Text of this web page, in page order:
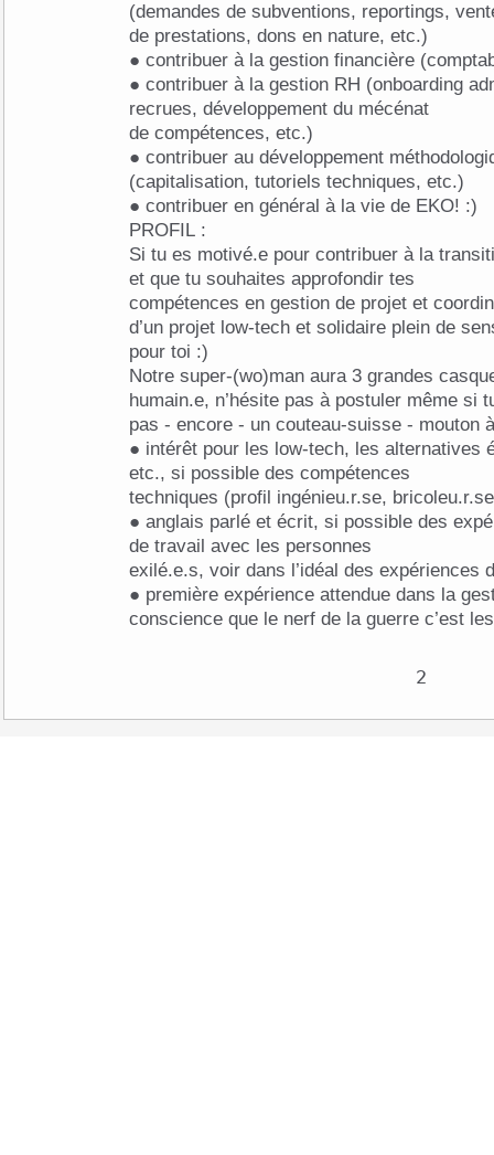
(demandes de subventions, reportings,
de prestations, dons en nature, etc.)
● contribuer à la gestion financière
● contribuer à la gestion RH (onboarding
recrues, développement du mécénat
de compétences, etc.)
● contribuer au développement
(capitalisation, tutoriels techniques, etc.)
● contribuer en général à la vie de EKO! :)
PROFIL :
Si tu es motivé.e pour contribuer à la
et que tu souhaites approfondir tes
compétences en gestion de projet et
d’un projet low-tech et solidaire plein de
pour toi :)
Notre super-(wo)man aura 3 grandes
humain.e, n’hésite pas à postuler même si
pas - encore - un couteau-suisse - mouton
● intérêt pour les low-tech, les alternatives
etc., si possible des compétences
techniques (profil ingénieu.r.se,
● anglais parlé et écrit, si possible des
de travail avec les personnes
exilé.e.s, voir dans l’idéal des expériences
● première expérience attendue dans la
conscience que le nerf de la guerre c’est les